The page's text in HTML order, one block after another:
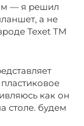
— я решил
а не
Texet TM
как он
столе. будем